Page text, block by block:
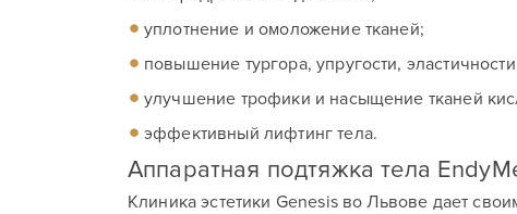
уплотнение и омоложение тканей;
повышение тургора, упругости,
улучшение трофики и насыщение тканей
эффективный лифтинг тела.
Аппаратная подтяжка тела
Клиника эстетики Genesis во Львове дает
Ваше
Ваше